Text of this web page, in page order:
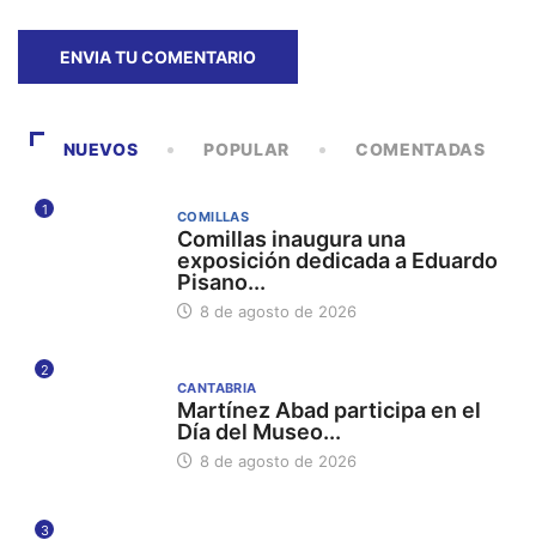
NUEVOS POPULAR COMENTADAS
1 COMILLAS
Comillas inaugura una
exposición dedicada a Eduardo
Pisano...
8 de agosto de 2026
2
CANTABRIA
Martínez Abad participa en el
Día del Museo...
8 de agosto de 2026
3